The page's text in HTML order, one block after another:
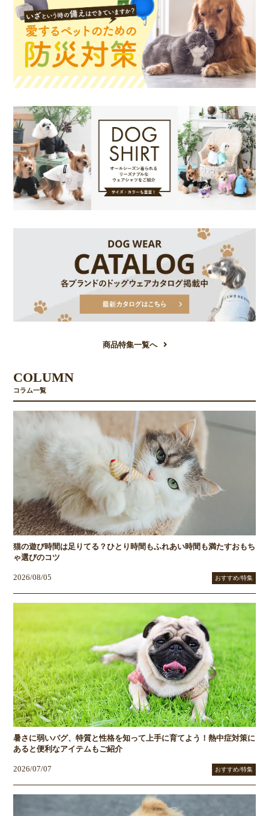
商品特集一覧へ
COLUMN
コラム一覧
猫の遊び時間は足りてる？ひとり時間もふれあい時間も満たすおもち
ゃ選びのコツ
2026/08/05 おすすめ/特集
暑さに弱いパグ、特質と性格を知って上手に育てよう！熱中症対策に
あると便利なアイテムもご紹介
2026/07/07 おすすめ/特集